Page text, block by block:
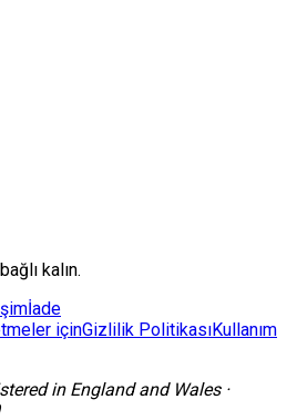
kalın.
İade
içinGizlilik PolitikasıKullanım
in England and Wales·